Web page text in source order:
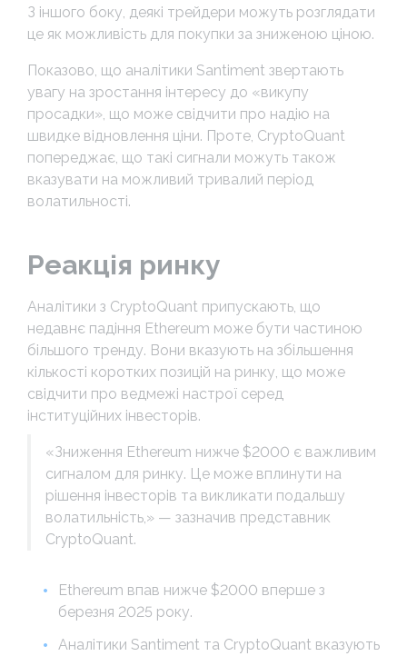
З іншого боку, деякі трейдери можуть розглядати
це як можливість для покупки за зниженою ціною.
Показово, що аналітики Santiment звертають
увагу на зростання інтересу до «викупу
просадки», що може свідчити про надію на
швидке відновлення ціни. Проте, CryptoQuant
попереджає, що такі сигнали можуть також
вказувати на можливий тривалий період
волатильності.
Реакція ринку
Аналітики з CryptoQuant припускають, що
недавнє падіння Ethereum може бути частиною
більшого тренду. Вони вказують на збільшення
кількості коротких позицій на ринку, що може
свідчити про ведмежі настрої серед
інституційних інвесторів.
«Зниження Ethereum нижче $2000 є важливим
сигналом для ринку. Це може вплинути на
рішення інвесторів та викликати подальшу
волатильність,» — зазначив представник
CryptoQuant.
Ethereum впав нижче $2000 вперше з
березня 2025 року.
Аналітики Santiment та CryptoQuant вказують